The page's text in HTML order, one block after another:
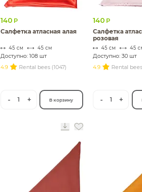
140 Р
Салфетка атласная алая
45 см 45 см
Доступно: 108 шт
4.9
Rental bees (1047)
- 1 + В корзину
140 Р
Салфетка
розовая
45 см 45
Доступно: 30 шт
4.9
Rental
- 1 +